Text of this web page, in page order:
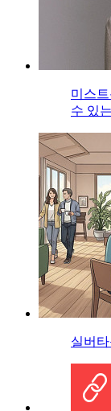
미스
수 있
실버